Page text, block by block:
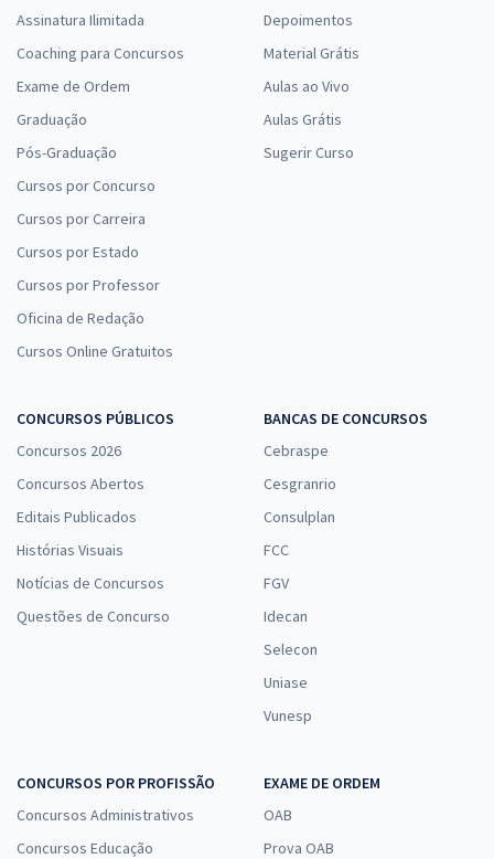
Assinatura Ilimitada
Coaching para Concursos
Exame de Ordem
Graduação
Pós-Graduação
Cursos por Concurso
Cursos por Carreira
Cursos por Estado
Cursos por Professor
Oficina de Redação
Cursos Online Gratuitos
Depoimentos
Material Grátis
Aulas ao Vivo
Aulas Grátis
Sugerir Curso
CONCURSOS PÚBLICOS
Concursos 2026
Concursos Abertos
Editais Publicados
Histórias Visuais
Notícias de Concursos
Questões de Concurso
BANCAS DE CONCURSOS
Cebraspe
Cesgranrio
Consulplan
FCC
FGV
Idecan
Selecon
Uniase
Vunesp
CONCURSOS POR PROFISSÃO
Concursos Administrativos
Concursos Educação
EXAME DE ORDEM
OAB
Prova OAB